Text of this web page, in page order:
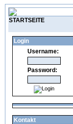
STARTSEITE
Login
Username:
Password:
Kontakt